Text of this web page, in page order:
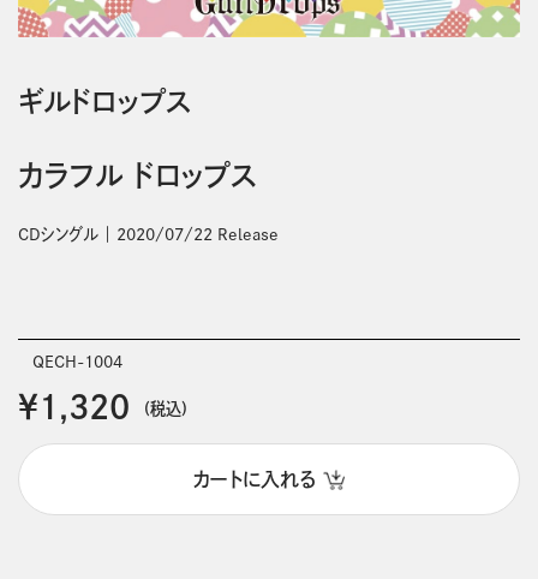
ギルドロップス
カラフル ドロップス
CDシングル 2020/07/22 Release
QECH-1004
￥1,320 (税込)
カートに入れる